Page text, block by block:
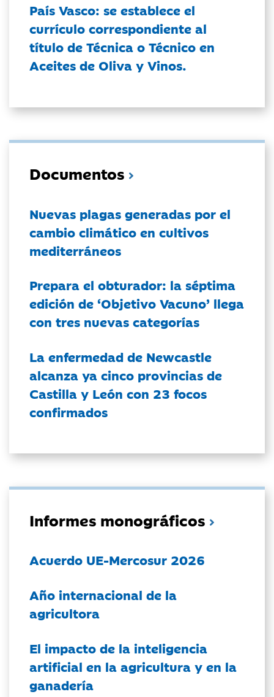
País Vasco: se establece el
currículo correspondiente al
título de Técnica o Técnico en
Aceites de Oliva y Vinos.
Documentos
Nuevas plagas generadas por el
cambio climático en cultivos
mediterráneos
Prepara el obturador: la séptima
edición de ‘Objetivo Vacuno’ llega
con tres nuevas categorías
La enfermedad de Newcastle
alcanza ya cinco provincias de
Castilla y León con 23 focos
confirmados
Informes monográficos
Acuerdo UE-Mercosur 2026
Año internacional de la
agricultora
El impacto de la inteligencia
artificial en la agricultura y en la
ganadería